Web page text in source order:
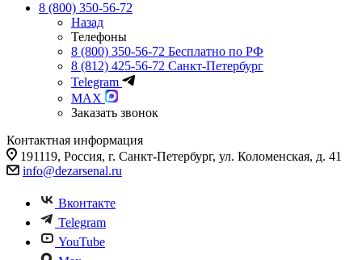
8 (800) 350-56-72
Назад
Телефоны
8 (800) 350-56-72 Бесплатно по РФ
8 (812) 425-56-72 Санкт-Петербург
Telegram
MAX
Заказать звонок
Контактная информация
191119, Россия, г. Санкт-Петербург, ул. Коломенская, д. 41
info@dezarsenal.ru
Вконтакте
Telegram
YouTube